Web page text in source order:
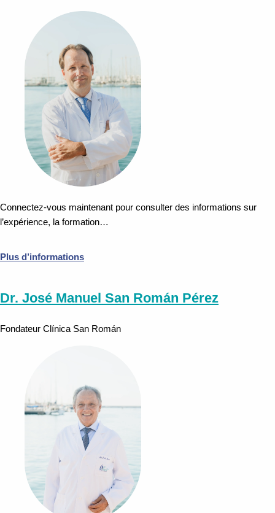
Connectez-vous maintenant pour consulter des informations sur
l’expérience, la formation…
Plus d’informations
Dr. José Manuel San Román Pérez
Fondateur Clínica San Román